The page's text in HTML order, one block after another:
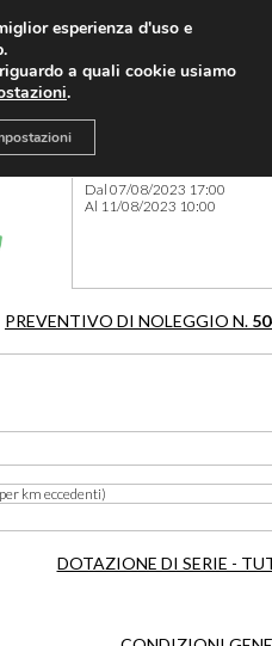
Dal 07/08/2023 17:00
Al 11/08/2023 10:00
PREVENTIVO DI NOLEGGIO N.
km eccedenti)
DOTAZIONE DI SERIE -
esperienza d'uso e
a quali cookie usiamo
.